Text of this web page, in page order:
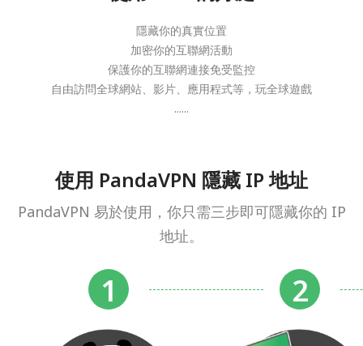
隱藏你的真實位置
加密你的互聯網活動
保護你的互聯網連接免受監控
自由訪問全球網站、影片、應用程式等，玩全球遊戲
......
使用 PandaVPN 隱藏 IP 地址
PandaVPN 易於使用，你只需三步即可隱藏你的 IP
地址。